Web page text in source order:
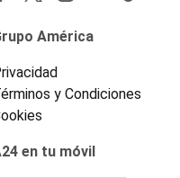
América
y Condiciones
en tu móvil